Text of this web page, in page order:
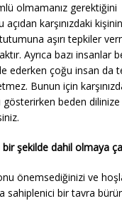
olmamanız gerektiğini
açıdan karşınızdaki
aşırı tepkiler
Ayrıca bazı insanlar
ederken çoğu insan da
Bunun için
gösterirken beden
bir şekilde dahil olmaya
önemsediğinizi ve
sahiplenici bir tavra